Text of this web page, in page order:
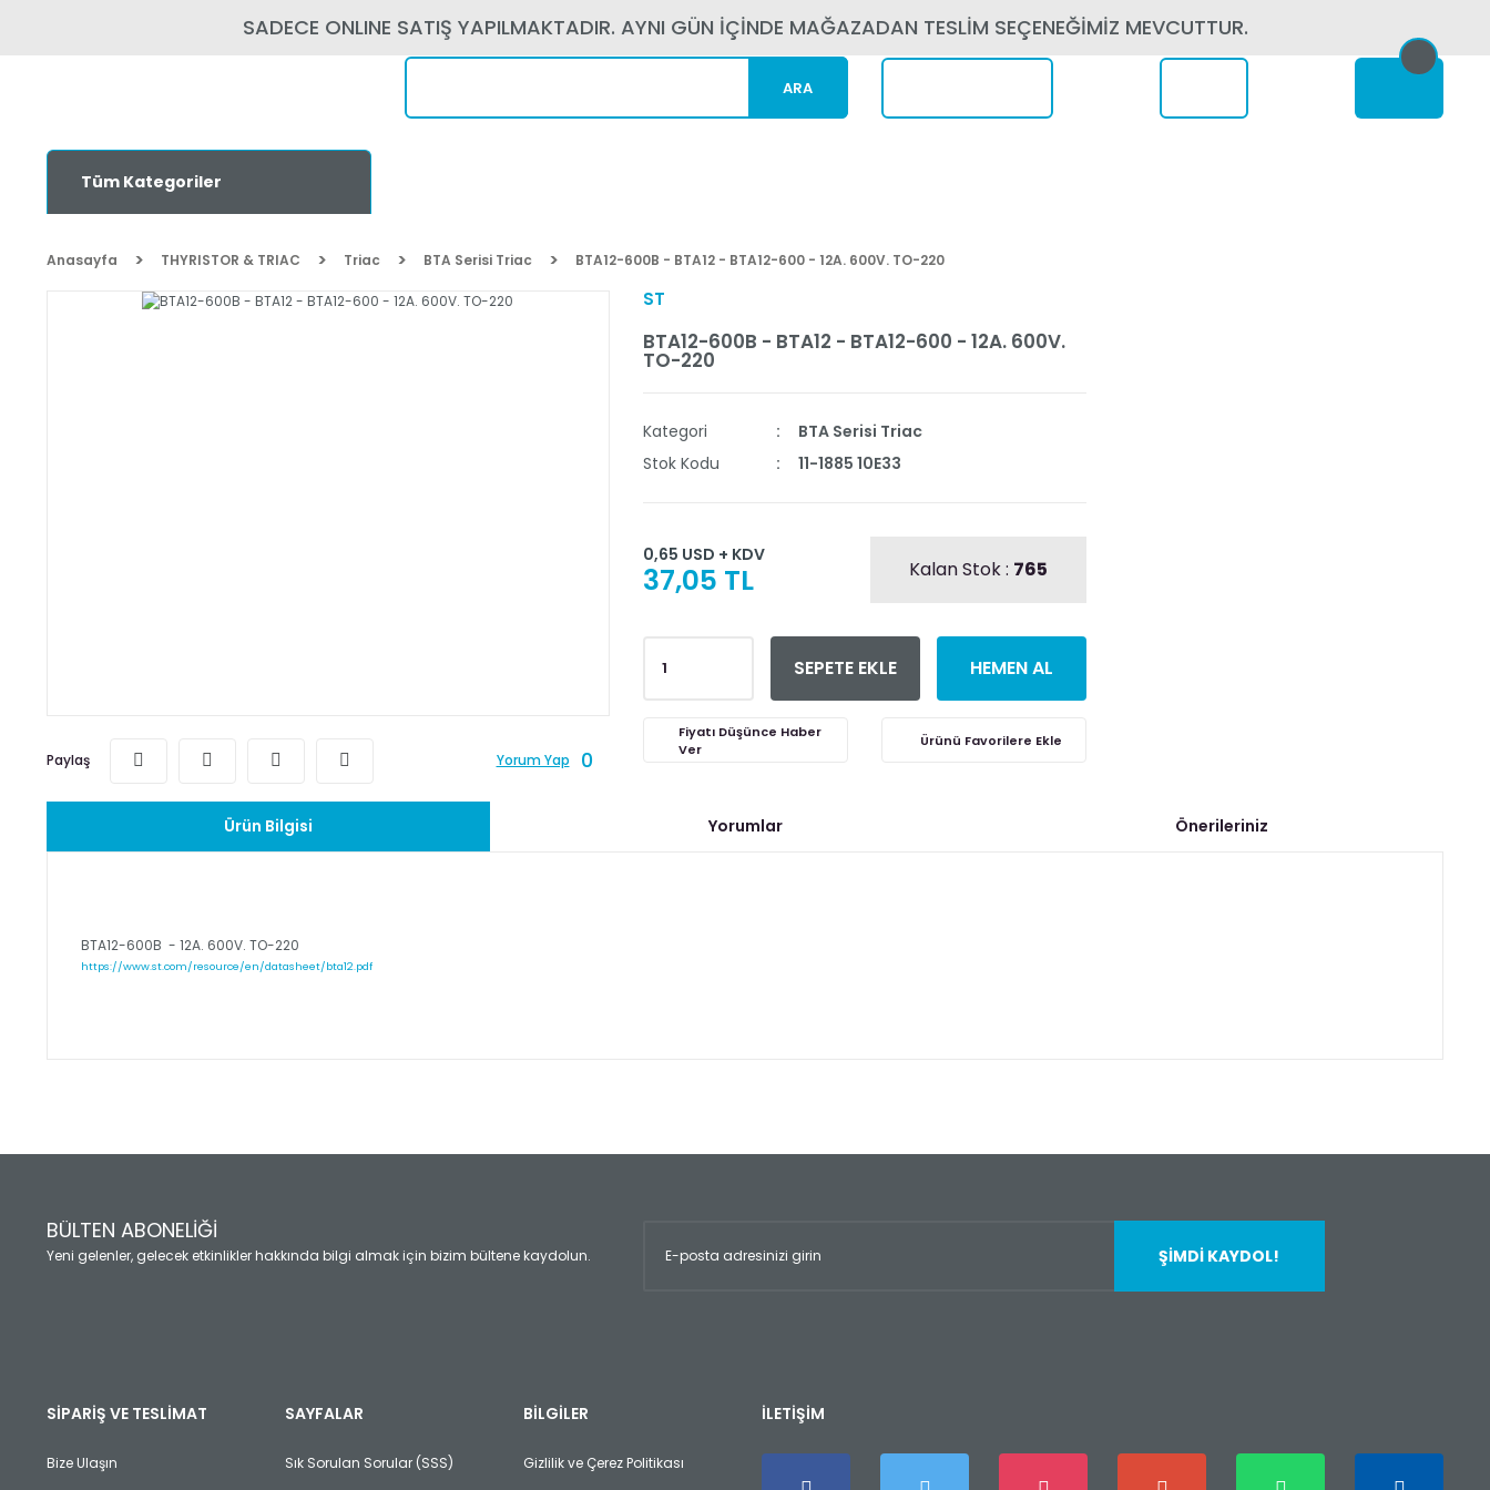
SADECE ONLINE SATIŞ YAPILMAKTADIR. AYNI GÜN İÇİNDE MAĞAZADAN TESLİM SEÇENEĞİMİZ MEVCUTTUR.
ARA
Tüm Kategoriler
Anasayfa THYRISTOR & TRIAC Triac BTA Serisi Triac BTA12-600B - BTA12 - BTA12-600 - 12A. 600V. TO-220
Paylaş Yorum Yap 0
ST
BTA12-600B - BTA12 - BTA12-600 - 12A. 600V.
TO-220
Kategori
BTA Serisi Triac
Stok Kodu
11-1885 10E33
0,65 USD + KDV
37,05 TL Kalan Stok : 765
SEPETE EKLE HEMEN AL
Fiyatı Düşünce Haber
Ver
Ürün Bilgisi Yorumlar Önerileriniz
BTA12-600B - 12A. 600V. TO-220
https://www.st.com/resource/en/datasheet/bta12.pdf
Yorum Yaz
Ürün açıklamasında eksik bilgiler bulunuyor.
Ürün fiyatı diğer sitelerden daha pahalı.
Bu ürüne benzer farklı alternatifler olmalı.
BÜLTEN ABONELİĞİ
Yeni gelenler, gelecek etkinlikler hakkında bilgi almak için bizim bültene kaydolun. ŞİMDİ KAYDOL!
SİPARİŞ VE TESLİMAT
Bize Ulaşın
SAYFALAR
Sık Sorulan Sorular (SSS)
BİLGİLER
Gizlilik ve Çerez Politikası
İLETİŞİM